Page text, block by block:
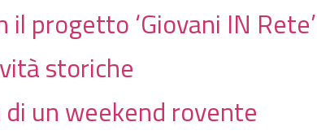
progetto ‘Giovani IN Rete’
storiche
un weekend rovente